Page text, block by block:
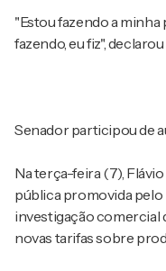
"Estou fazendo a minha
fazendo, eu fiz",
Senador participou de
Na terça-feira (7),
pública promovida pelo
investigação comercial
novas tarifas sobre